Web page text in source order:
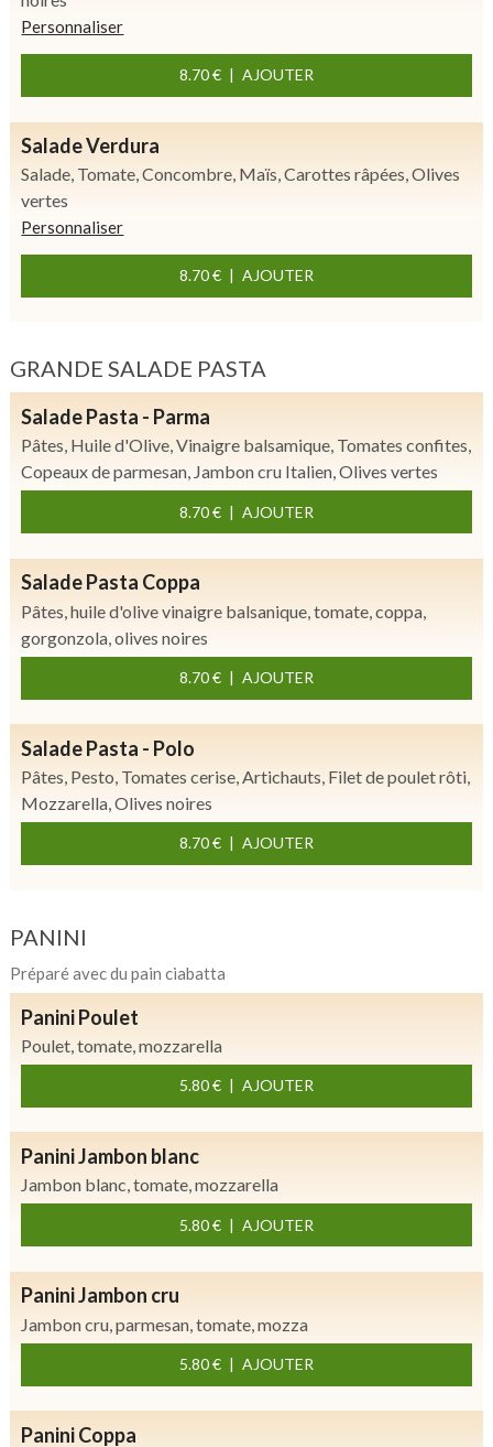
Personnaliser
8.70 € AJOUTER
Salade Verdura
Salade, Tomate, Concombre, Maïs, Carottes râpées, Olives
vertes
Personnaliser
8.70 € AJOUTER
GRANDE SALADE PASTA
Salade Pasta - Parma
Pâtes, Huile d'Olive, Vinaigre balsamique, Tomates confites,
Copeaux de parmesan, Jambon cru Italien, Olives vertes
8.70 € AJOUTER
Salade Pasta Coppa
Pâtes, huile d'olive vinaigre balsanique, tomate, coppa,
gorgonzola, olives noires
8.70 € AJOUTER
Salade Pasta - Polo
Pâtes, Pesto, Tomates cerise, Artichauts, Filet de poulet rôti,
Mozzarella, Olives noires
8.70 € AJOUTER
PANINI
Préparé avec du pain ciabatta
Panini Poulet
Poulet, tomate, mozzarella
5.80 € AJOUTER
Panini Jambon blanc
Jambon blanc, tomate, mozzarella
5.80 € AJOUTER
Panini Jambon cru
Jambon cru, parmesan, tomate, mozza
5.80 € AJOUTER
Panini Coppa